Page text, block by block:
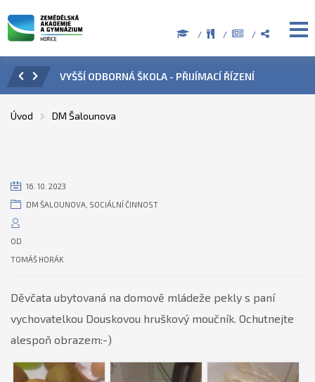
ÚŘEDNÍ HODINY V OBDOBÍ LETNÍCH PRÁZDNIN
Úvod DM Šalounova
16. 10. 2023
DM ŠALOUNOVA SOCIÁLNÍ ČINNOST
OD
TOMÁŠ HORÁK
Děvčata ubytovaná na domově mládeže pekly s paní
vychovatelkou Douskovou hruškový moučník. Ochutnejte
alespoň obrazem:-)